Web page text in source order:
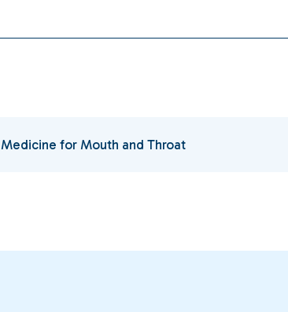
Medicine for Mouth and Throat